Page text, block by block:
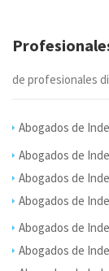
de profesionales
Abogados de
Abogados de
Abogados de
Abogados de
Abogados de
Abogados de